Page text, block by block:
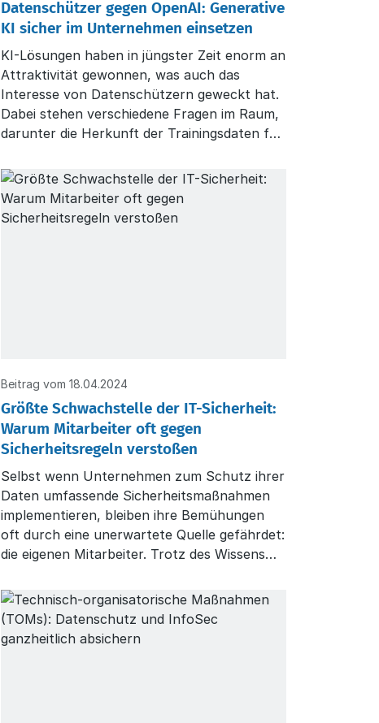
Datenschützer gegen OpenAI: Generative
KI sicher im Unternehmen einsetzen
KI-Lösungen haben in jüngster Zeit enorm an
Attraktivität gewonnen, was auch das
Interesse von Datenschützern geweckt hat.
Dabei stehen verschiedene Fragen im Raum,
darunter die Herkunft der Trainingsdaten für
generative Tools wie ChatGPT ausgeben.
Beitrag vom 18.04.2024
Größte Schwachstelle der IT-Sicherheit:
Warum Mitarbeiter oft gegen
Sicherheitsregeln verstoßen
Selbst wenn Unternehmen zum Schutz ihrer
Daten umfassende Sicherheitsmaßnahmen
implementieren, bleiben ihre Bemühungen
oft durch eine unerwartete Quelle gefährdet:
die eigenen Mitarbeiter. Trotz des Wissens
bewusst gegen Sicherheitsregeln, sei es aus
Bequemlichkeit oder Unachtsamkeit.